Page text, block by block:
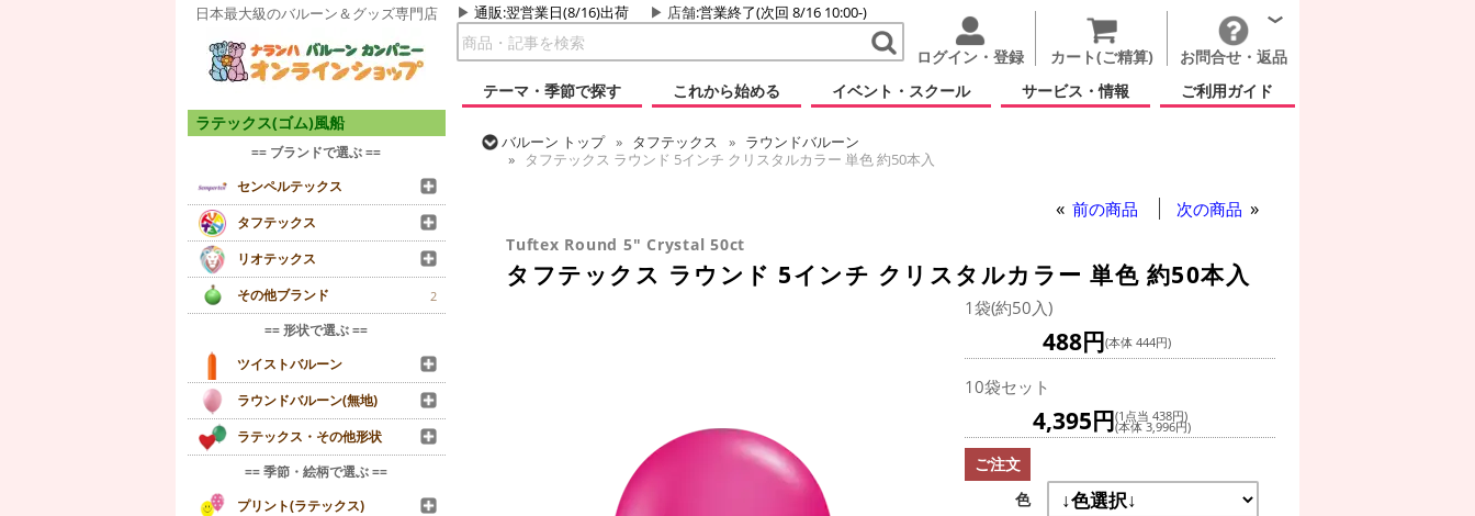
日本最大級のバルーン＆グッズ専門店 通販:翌営業日(8/16)出荷 店舗:営業終了(次回 8/16 10:00-)
ログイン・登録 カート(ご精算)
お問合せ・返品
テーマ・季節で探す
これから始める イベント・スクール サービス・情報 ご利用ガイド
ラテックス(ゴム)風船
== ブランドで選ぶ ==
センペルテックス
タフテックス
リオテックス
その他ブランド
2
== 形状で選ぶ ==
ツイストバルーン
ラウンドバルーン(無地)
ラテックス・その他形状
== 季節・絵柄で選ぶ ==
プリント(ラテックス)
バルーン トップ タフテックス
ラウンドバルーン
タフテックス ラウンド 5インチ クリスタルカラー 単色 約50本入
前の商品 次の商品
Tuftex Round 5" Crystal 50ct
タフテックス ラウンド 5インチ クリスタルカラー 単色 約50本入
1袋(約50入)
488円(本体 444円)
10袋セット
4,395円(1点当 438円)
(本体 3,996円)
ご注文
色